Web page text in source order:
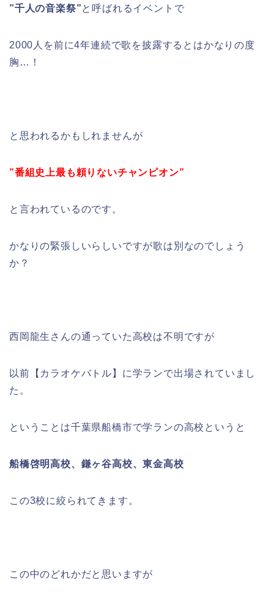
”千人の音楽祭”と呼ばれるイベントで
2000人を前に4年連続で歌を披露するとはかなりの度
胸…！
と思われるかもしれませんが
”番組史上最も頼りないチャンピオン”
と言われているのです。
かなりの緊張しいらしいですが歌は別なのでしょう
か？
西岡龍生さんの通っていた高校は不明ですが
以前【カラオケバトル】に学ランで出場されていまし
た。
ということは千葉県船橋市で学ランの高校というと
船橋啓明高校、鎌ヶ谷高校、東金高校
この3校に絞られてきます。
この中のどれかだと思いますが